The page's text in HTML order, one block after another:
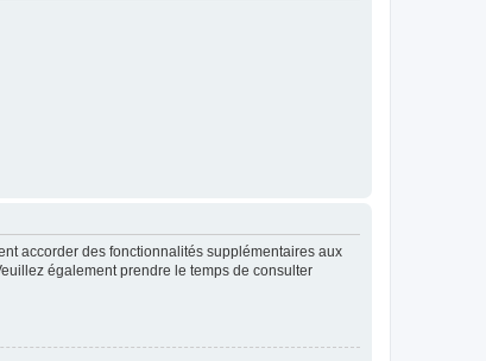
accorder des fonctionnalités supplémentaires aux
également prendre le temps de consulter